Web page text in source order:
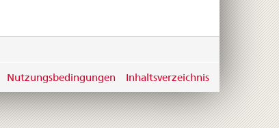
Nutzungsbedingungen Inhaltsverzeichnis